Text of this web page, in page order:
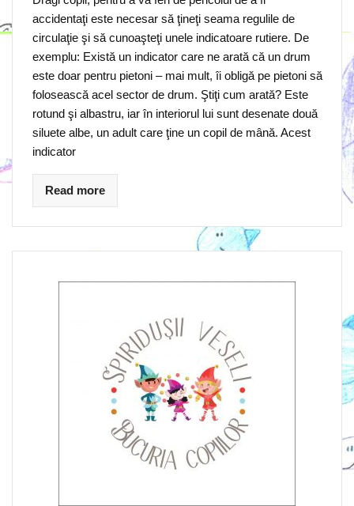
accidentaţi este necesar să ţineţi seama regulile de
circulaţie şi să cunoaşteţi unele indicatoare rutiere. De
exemplu: Există un indicator care ne arată că un drum
este doar pentru pietoni – mai mult, îi obligă pe pietoni să
folosească acel sector de drum. Ştiţi cum arată? Este
rotund şi albastru, iar în interiorul lui sunt desenate două
siluete albe, un adult care ţine un copil de mână. Acest
indicator
Read more